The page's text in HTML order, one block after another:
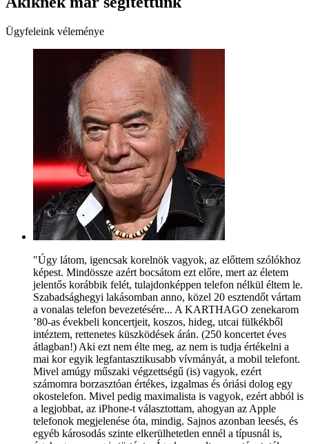
Ügyfeleink véleménye
"Úgy látom, igencsak korelnök vagyok, az előttem szólókhoz
képest. Mindössze azért bocsátom ezt előre, mert az életem
jelentős korábbik felét, tulajdonképpen telefon nélkül éltem le.
Szabadsághegyi lakásomban anno, közel 20 esztendőt vártam
a vonalas telefon bevezetésére... A KARTHAGO zenekarom
’80-as évekbeli koncertjeit, koszos, hideg, utcai fülkékből
intéztem, rettenetes küszködések árán. (250 koncertet éves
átlagban!) Aki ezt nem élte meg, az nem is tudja értékelni a
mai kor egyik legfantasztikusabb vívmányát, a mobil telefont.
Mivel amúgy műszaki végzettségű (is) vagyok, ezért
számomra borzasztóan értékes, izgalmas és óriási dolog egy
okostelefon. Mivel pedig maximalista is vagyok, ezért abból is
a legjobbat, az iPhone-t választottam, ahogyan az Apple
telefonok megjelenése óta, mindig. Sajnos azonban leesés, és
egyéb károsodás szinte elkerülhetetlen ennél a típusnál is,